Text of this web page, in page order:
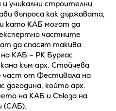
уникални строителни
въпроса как държавата,
като КАБ могат да
частните
да спасят такива
КАБ – РК Бургас
към арх. Стойчева
част от Фестивала на
догодина, който арх.
на КАБ и Съюза на
(САБ).